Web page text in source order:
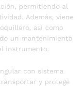
permitiendo al
Además, viene
así como
un mantenimiento
instrumento.
con sistema
y protege